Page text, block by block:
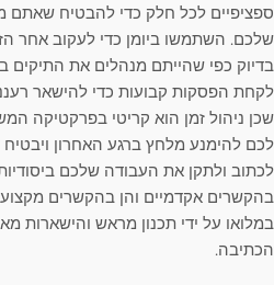
ספציפיים לכל חלק כדי להבטיח
שלכם. השתמשו ביומן כדי לעקוב אחר
בדיוק כפי שהייתם מנהלים את התיקים
לקחת הפסקות קבועות כדי להישאר
שכן ניהול זמן הוא קריטי בפרקטיקה
לכם להימנע מלחץ ברגע האחרון
לכתוב ולתקן את העבודה שלכם
בהקשרים אקדמיים והן בהקשרים
במלואו על ידי תכנון מראש והישארות
הכתיבה.